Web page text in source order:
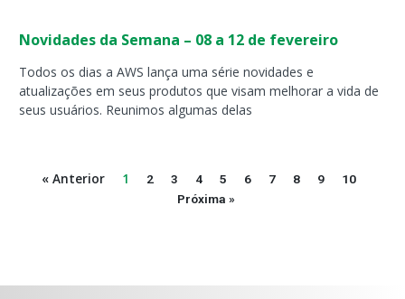
Novidades da Semana – 08 a 12 de fevereiro
Todos os dias a AWS lança uma série novidades e
atualizações em seus produtos que visam melhorar a vida de
seus usuários. Reunimos algumas delas
« Anterior 1 2 3 4 5 6 7 8 9
10
Próxima »